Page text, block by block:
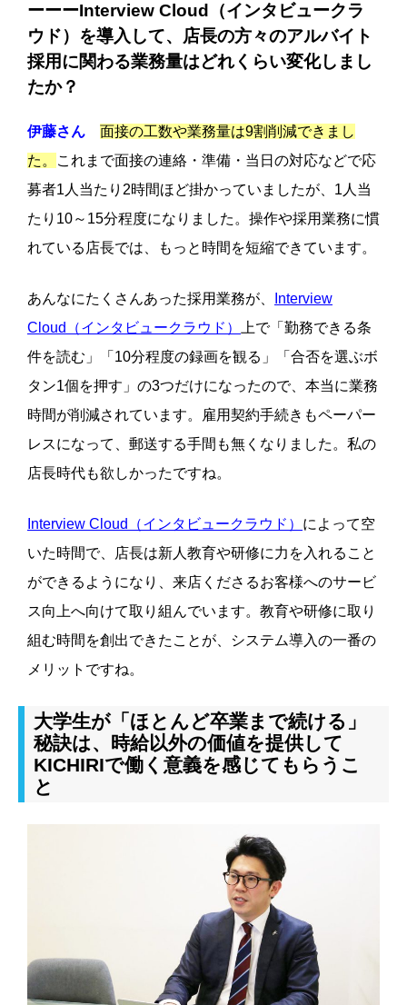
ーーーInterview Cloud（インタビュークラ
ウド）を導入して、店長の方々のアルバイト
採用に関わる業務量はどれくらい変化しまし
たか？
伊藤さん 面接の工数や業務量は9割削減できまし
た。
これまで面接の連絡・準備・当日の対応などで応
募者1人当たり2時間ほど掛かっていましたが、1人当
たり10～15分程度になりました。操作や採用業務に慣
れている店長では、もっと時間を短縮できています。
あんなにたくさんあった採用業務が、
Interview
Cloud（インタビュークラウド）
上で「勤務できる条
件を読む」「10分程度の録画を観る」「合否を選ぶボ
タン1個を押す」の3つだけになったので、本当に業務
時間が削減されています。雇用契約手続きもペーパー
レスになって、郵送する手間も無くなりました。私の
店長時代も欲しかったですね。
Interview Cloud（インタビュークラウド） によって空
いた時間で、店長は新人教育や研修に力を入れること
ができるようになり、来店くださるお客様へのサービ
ス向上へ向けて取り組んでいます。教育や研修に取り
組む時間を創出できたことが、システム導入の一番の
メリットですね。
大学生が「ほとんど卒業まで続ける」
秘訣は、時給以外の価値を提供して
KICHIRIで働く意義を感じてもらうこ
と